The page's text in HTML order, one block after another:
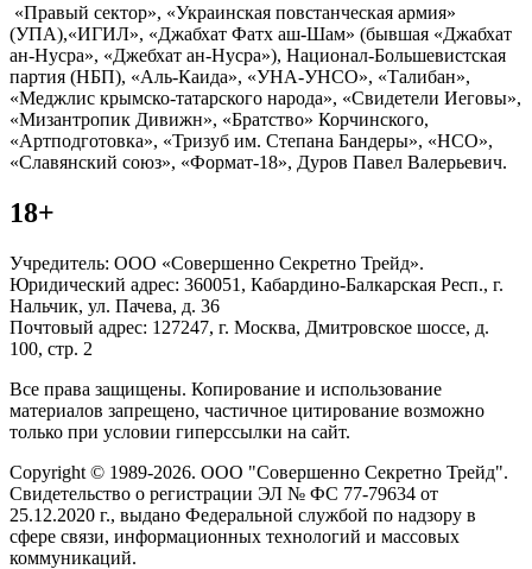
«Правый сектор», «Украинская повстанческая армия»
(УПА),«ИГИЛ», «Джабхат Фатх аш-Шам» (бывшая «Джабхат
ан-Нусра», «Джебхат ан-Нусра»), Национал-Большевистская
партия (НБП), «Аль-Каида», «УНА-УНСО», «Талибан»,
«Меджлис крымско-татарского народа», «Свидетели Иеговы»,
«Мизантропик Дивижн», «Братство» Корчинского,
«Артподготовка», «Тризуб им. Степана Бандеры», «НСО»,
«Славянский союз», «Формат-18», Дуров Павел Валерьевич.
18+
Учредитель: ООО «Совершенно Секретно Трейд».
Юридический адрес: 360051, Кабардино-Балкарская Респ., г.
Нальчик, ул. Пачева, д. 36
Почтовый адрес: 127247, г. Москва, Дмитровское шоссе, д.
100, стр. 2
Все права защищены. Копирование и использование
материалов запрещено, частичное цитирование возможно
только при условии гиперссылки на сайт.
Copyright © 1989-2026. ООО "Совершенно Секретно Трейд".
Свидетельство о регистрации ЭЛ № ФС 77-79634 от
25.12.2020 г., выдано Федеральной службой по надзору в
сфере связи, информационных технологий и массовых
коммуникаций.